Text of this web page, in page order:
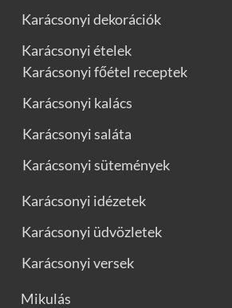
Karácsonyi dekorációk
Karácsonyi ételek
Karácsonyi főétel receptek
Karácsonyi kalács
Karácsonyi saláta
Karácsonyi sütemények
Karácsonyi idézetek
Karácsonyi üdvözletek
Karácsonyi versek
Mikulás